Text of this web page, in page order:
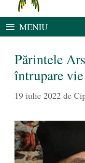
MENIU
Părintele
întrupare
19 iulie 2022 de